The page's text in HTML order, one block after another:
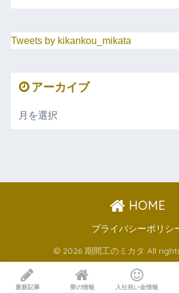
Tweets by kikankou_mikata
アーカイブ
HOME
プライバシーポリシ
© 2026 期間工のミカタ All
最新記事 寮の情報 入社祝い金情報